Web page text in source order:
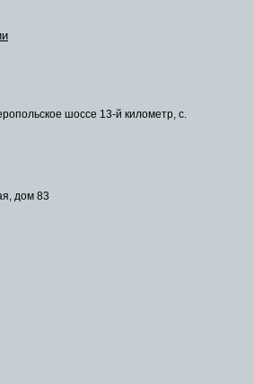
шоссе 13-й километр, с.
дом 83